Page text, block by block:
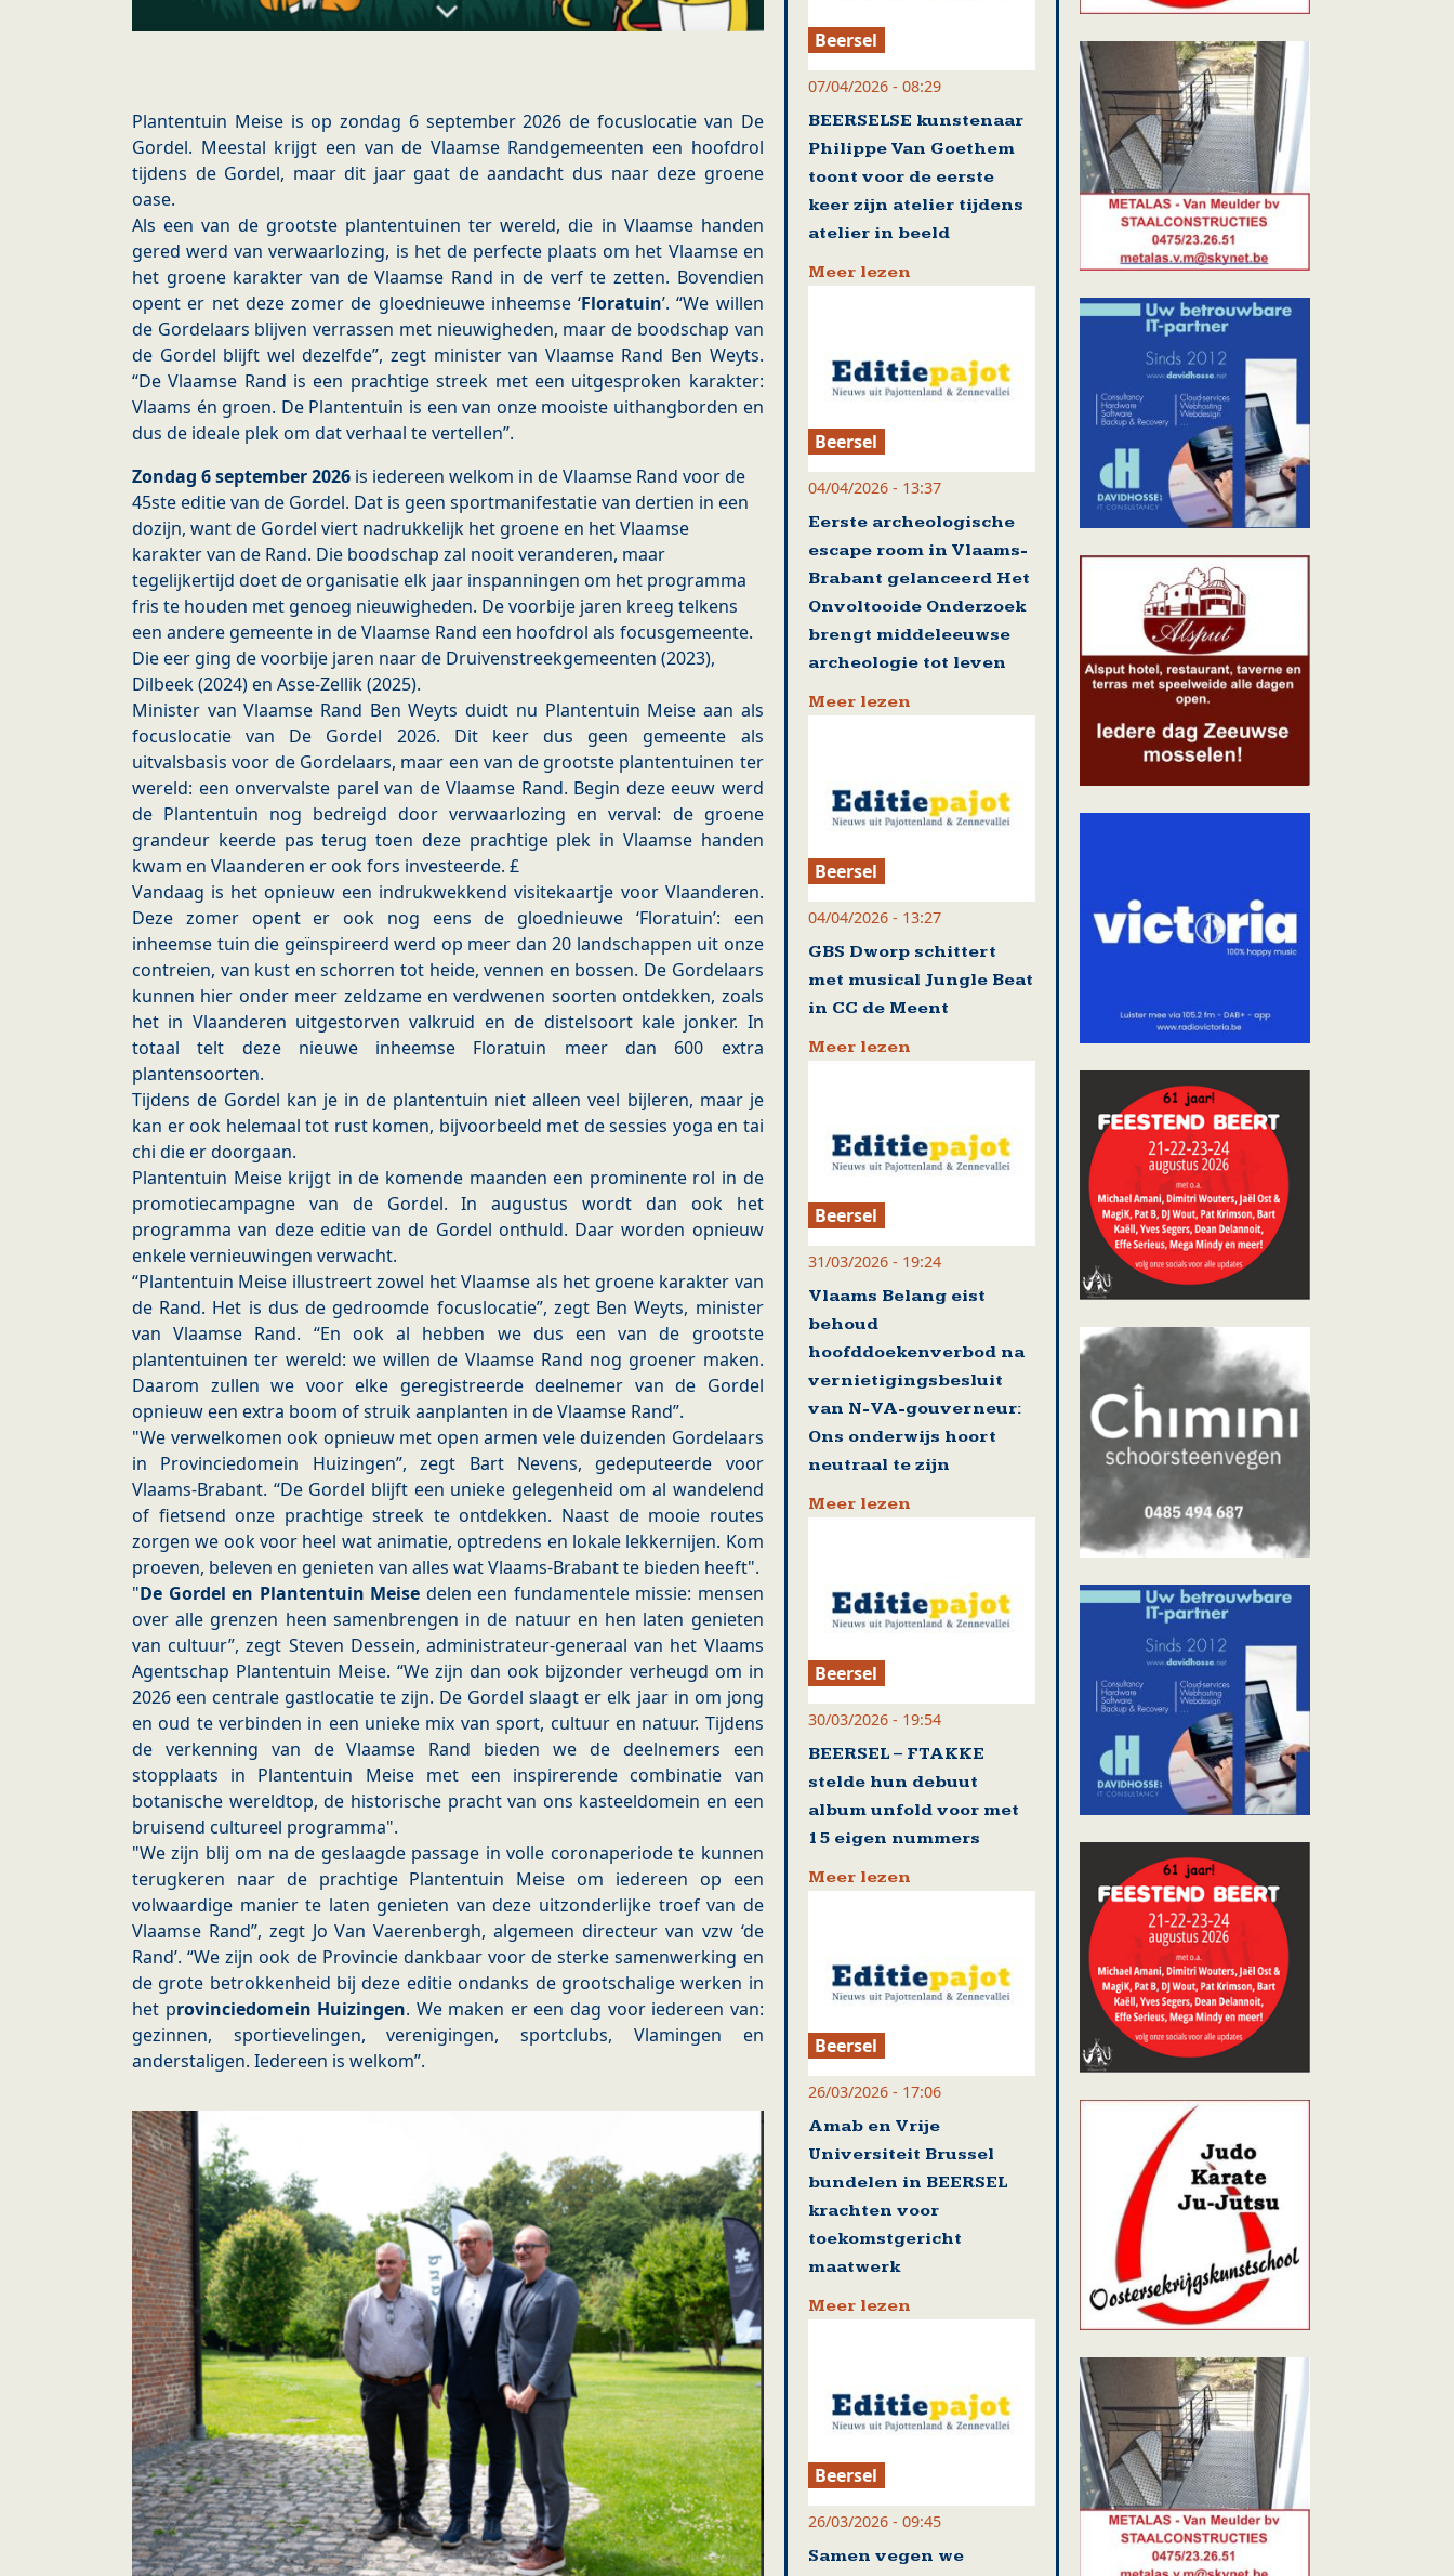
Plantentuin Meise is op zondag 6 september 2026 de focuslocatie van De
Gordel. Meestal krijgt een van de Vlaamse Randgemeenten een hoofdrol
tijdens de Gordel, maar dit jaar gaat de aandacht dus naar deze groene
oase.
Als een van de grootste plantentuinen ter wereld, die in Vlaamse handen
gered werd van verwaarlozing, is het de perfecte plaats om het Vlaamse en
het groene karakter van de Vlaamse Rand in de verf te zetten. Bovendien
opent er net deze zomer de gloednieuwe inheemse ‘Floratuin’. “We willen
de Gordelaars blijven verrassen met nieuwigheden, maar de boodschap van
de Gordel blijft wel dezelfde”, zegt minister van Vlaamse Rand Ben Weyts.
“De Vlaamse Rand is een prachtige streek met een uitgesproken karakter:
Vlaams én groen. De Plantentuin is een van onze mooiste uithangborden en
dus de ideale plek om dat verhaal te vertellen”.
Zondag 6 september 2026 is iedereen welkom in de Vlaamse Rand voor de
45ste editie van de Gordel. Dat is geen sportmanifestatie van dertien in een
dozijn, want de Gordel viert nadrukkelijk het groene en het Vlaamse
karakter van de Rand. Die boodschap zal nooit veranderen, maar
tegelijkertijd doet de organisatie elk jaar inspanningen om het programma
fris te houden met genoeg nieuwigheden. De voorbije jaren kreeg telkens
een andere gemeente in de Vlaamse Rand een hoofdrol als focusgemeente.
Die eer ging de voorbije jaren naar de Druivenstreekgemeenten (2023),
Dilbeek (2024) en Asse-Zellik (2025).
Minister van Vlaamse Rand Ben Weyts duidt nu Plantentuin Meise aan als
focuslocatie van De Gordel 2026. Dit keer dus geen gemeente als
uitvalsbasis voor de Gordelaars, maar een van de grootste plantentuinen ter
wereld: een onvervalste parel van de Vlaamse Rand. Begin deze eeuw werd
de Plantentuin nog bedreigd door verwaarlozing en verval: de groene
grandeur keerde pas terug toen deze prachtige plek in Vlaamse handen
kwam en Vlaanderen er ook fors investeerde. £
Vandaag is het opnieuw een indrukwekkend visitekaartje voor Vlaanderen.
Deze zomer opent er ook nog eens de gloednieuwe ‘Floratuin’: een
inheemse tuin die geïnspireerd werd op meer dan 20 landschappen uit onze
contreien, van kust en schorren tot heide, vennen en bossen. De Gordelaars
kunnen hier onder meer zeldzame en verdwenen soorten ontdekken, zoals
het in Vlaanderen uitgestorven valkruid en de distelsoort kale jonker. In
totaal telt deze nieuwe inheemse Floratuin meer dan 600 extra
plantensoorten.
Tijdens de Gordel kan je in de plantentuin niet alleen veel bijleren, maar je
kan er ook helemaal tot rust komen, bijvoorbeeld met de sessies yoga en tai
chi die er doorgaan.
Plantentuin Meise krijgt in de komende maanden een prominente rol in de
promotiecampagne van de Gordel. In augustus wordt dan ook het
programma van deze editie van de Gordel onthuld. Daar worden opnieuw
enkele vernieuwingen verwacht.
“Plantentuin Meise illustreert zowel het Vlaamse als het groene karakter van
de Rand. Het is dus de gedroomde focuslocatie”, zegt Ben Weyts, minister
van Vlaamse Rand. “En ook al hebben we dus een van de grootste
plantentuinen ter wereld: we willen de Vlaamse Rand nog groener maken.
Daarom zullen we voor elke geregistreerde deelnemer van de Gordel
opnieuw een extra boom of struik aanplanten in de Vlaamse Rand”.
"We verwelkomen ook opnieuw met open armen vele duizenden Gordelaars
in Provinciedomein Huizingen”, zegt Bart Nevens, gedeputeerde voor
Vlaams-Brabant. “De Gordel blijft een unieke gelegenheid om al wandelend
of fietsend onze prachtige streek te ontdekken. Naast de mooie routes
zorgen we ook voor heel wat animatie, optredens en lokale lekkernijen. Kom
proeven, beleven en genieten van alles wat Vlaams-Brabant te bieden heeft".
"De Gordel en Plantentuin Meise delen een fundamentele missie: mensen
over alle grenzen heen samenbrengen in de natuur en hen laten genieten
van cultuur”, zegt Steven Dessein, administrateur-generaal van het Vlaams
Agentschap Plantentuin Meise. “We zijn dan ook bijzonder verheugd om in
2026 een centrale gastlocatie te zijn. De Gordel slaagt er elk jaar in om jong
en oud te verbinden in een unieke mix van sport, cultuur en natuur. Tijdens
de verkenning van de Vlaamse Rand bieden we de deelnemers een
stopplaats in Plantentuin Meise met een inspirerende combinatie van
botanische wereldtop, de historische pracht van ons kasteeldomein en een
bruisend cultureel programma".
"We zijn blij om na de geslaagde passage in volle coronaperiode te kunnen
terugkeren naar de prachtige Plantentuin Meise om iedereen op een
volwaardige manier te laten genieten van deze uitzonderlijke troef van de
Vlaamse Rand”, zegt Jo Van Vaerenbergh, algemeen directeur van vzw ‘de
Rand’. “We zijn ook de Provincie dankbaar voor de sterke samenwerking en
de grote betrokkenheid bij deze editie ondanks de grootschalige werken in
het provinciedomein Huizingen. We maken er een dag voor iedereen van:
gezinnen, sportievelingen, verenigingen, sportclubs, Vlamingen en
anderstaligen. Iedereen is welkom”.
Beersel
07/04/2026 - 08:29
BEERSELSE kunstenaar
Philippe Van Goethem
toont voor de eerste
keer zijn atelier tijdens
atelier in beeld
Meer lezen
Beersel
04/04/2026 - 13:37
Eerste archeologische
escape room in Vlaams-
Brabant gelanceerd Het
Onvoltooide Onderzoek
brengt middeleeuwse
archeologie tot leven
Meer lezen
Beersel
04/04/2026 - 13:27
GBS Dworp schittert
met musical Jungle Beat
in CC de Meent
Meer lezen
Beersel
31/03/2026 - 19:24
Vlaams Belang eist
behoud
hoofddoekenverbod na
vernietigingsbesluit
van N-VA-gouverneur:
Ons onderwijs hoort
neutraal te zijn
Meer lezen
Beersel
30/03/2026 - 19:54
BEERSEL – FTAKKE
stelde hun debuut
album unfold voor met
15 eigen nummers
Meer lezen
Beersel
26/03/2026 - 17:06
Amab en Vrije
Universiteit Brussel
bundelen in BEERSEL
krachten voor
toekomstgericht
maatwerk
Meer lezen
Beersel
26/03/2026 - 09:45
Samen vegen we